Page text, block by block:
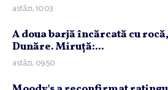
astăzi, 10:03
A doua barjă încărcată cu
Dunăre. Miruţă:...
astăzi, 09:50